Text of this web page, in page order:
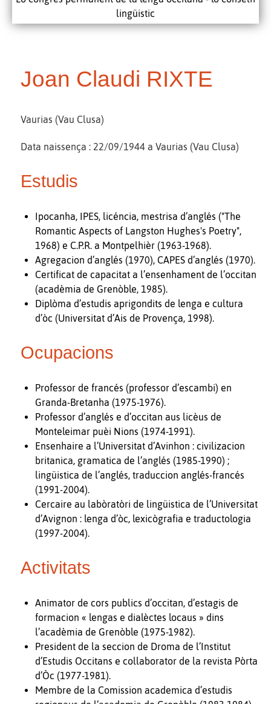
lingüistic
Joan Claudi RIXTE
Vaurias (Vau Clusa)
Data naissença : 22/09/1944 a Vaurias (Vau Clusa)
Estudis
Ipocanha, IPES, licéncia, mestrisa d’anglés ("The
Romantic Aspects of Langston Hughes's Poetry",
1968) e C.P.R. a Montpelhièr (1963-1968).
Agregacion d’anglés (1970), CAPES d’anglés (1970).
Certificat de capacitat a l’ensenhament de l’occitan
(acadèmia de Grenòble, 1985).
Diplòma d’estudis aprigondits de lenga e cultura
d’òc (Universitat d’Ais de Provença, 1998).
Ocupacions
Professor de francés (professor d’escambi) en
Granda-Bretanha (1975-1976).
Professor d’anglés e d’occitan aus licèus de
Monteleimar puèi Nions (1974-1991).
Ensenhaire a l’Universitat d’Avinhon : civilizacion
britanica, gramatica de l’anglés (1985-1990) ;
lingüistica de l’anglés, traduccion anglés-francés
(1991-2004).
Cercaire au labòratòri de lingüistica de l’Universitat
d’Avignon : lenga d’òc, lexicògrafia e traductologia
(1997-2004).
Activitats
Animator de cors publics d’occitan, d’estagis de
formacion « lengas e dialèctes locaus » dins
l’acadèmia de Grenòble (1975-1982).
President de la seccion de Droma de l’Institut
d’Estudis Occitans e collaborator de la revista Pòrta
d’Òc (1977-1981).
Membre de la Comission academica d’estudis